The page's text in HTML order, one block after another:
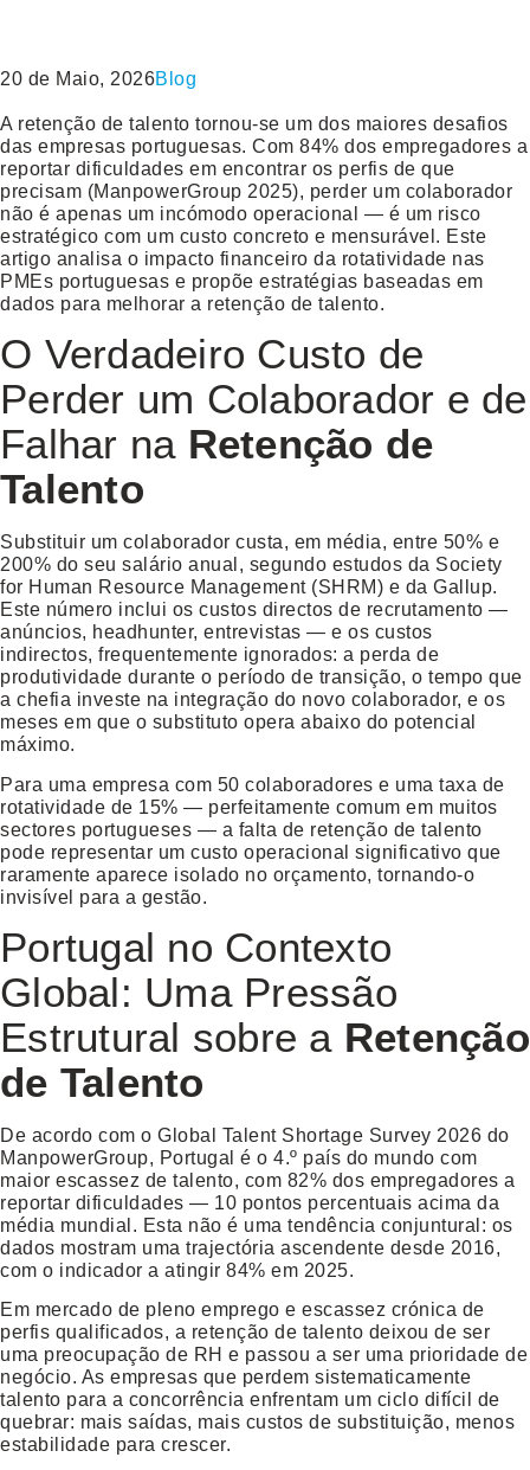
20 de Maio, 2026Blog
A retenção de talento tornou-se um dos maiores desafios
das empresas portuguesas. Com 84% dos empregadores a
reportar dificuldades em encontrar os perfis de que
precisam (ManpowerGroup 2025), perder um colaborador
não é apenas um incómodo operacional — é um risco
estratégico com um custo concreto e mensurável. Este
artigo analisa o impacto financeiro da rotatividade nas
PMEs portuguesas e propõe estratégias baseadas em
dados para melhorar a retenção de talento.
O Verdadeiro Custo de
Perder um Colaborador e de
Falhar na Retenção de
Talento
Substituir um colaborador custa, em média, entre 50% e
200% do seu salário anual, segundo estudos da Society
for Human Resource Management (SHRM) e da Gallup.
Este número inclui os custos directos de recrutamento —
anúncios, headhunter, entrevistas — e os custos
indirectos, frequentemente ignorados: a perda de
produtividade durante o período de transição, o tempo que
a chefia investe na integração do novo colaborador, e os
meses em que o substituto opera abaixo do potencial
máximo.
Para uma empresa com 50 colaboradores e uma taxa de
rotatividade de 15% — perfeitamente comum em muitos
sectores portugueses — a falta de retenção de talento
pode representar um custo operacional significativo que
raramente aparece isolado no orçamento, tornando-o
invisível para a gestão.
Portugal no Contexto
Global: Uma Pressão
Estrutural sobre a Retenção
de Talento
De acordo com o Global Talent Shortage Survey 2026 do
ManpowerGroup, Portugal é o 4.º país do mundo com
maior escassez de talento, com 82% dos empregadores a
reportar dificuldades — 10 pontos percentuais acima da
média mundial. Esta não é uma tendência conjuntural: os
dados mostram uma trajectória ascendente desde 2016,
com o indicador a atingir 84% em 2025.
Em mercado de pleno emprego e escassez crónica de
perfis qualificados, a retenção de talento deixou de ser
uma preocupação de RH e passou a ser uma prioridade de
negócio. As empresas que perdem sistematicamente
talento para a concorrência enfrentam um ciclo difícil de
quebrar: mais saídas, mais custos de substituição, menos
estabilidade para crescer.